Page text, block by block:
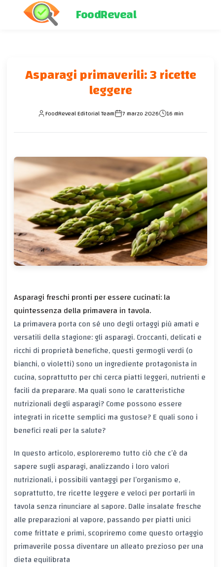
FoodReveal
Asparagi primaverili: 3 ricette
leggere
FoodReveal Editorial Team 7 marzo 2026 16 min
Asparagi freschi pronti per essere cucinati: la
quintessenza della primavera in tavola.
La primavera porta con sé uno degli ortaggi più amati e
versatili della stagione: gli asparagi. Croccanti, delicati e
ricchi di proprietà benefiche, questi germogli verdi (o
bianchi, o violetti) sono un ingrediente protagonista in
cucina, soprattutto per chi cerca piatti leggeri, nutrienti e
facili da preparare. Ma quali sono le caratteristiche
nutrizionali degli asparagi? Come possono essere
integrati in ricette semplici ma gustose? E quali sono i
benefici reali per la salute?
In questo articolo, esploreremo tutto ciò che c’è da
sapere sugli asparagi, analizzando i loro valori
nutrizionali, i possibili vantaggi per l’organismo e,
soprattutto, tre ricette leggere e veloci per portarli in
tavola senza rinunciare al sapore. Dalle insalate fresche
alle preparazioni al vapore, passando per piatti unici
come frittate e primi, scopriremo come questo ortaggio
primaverile possa diventare un alleato prezioso per una
dieta equilibrata